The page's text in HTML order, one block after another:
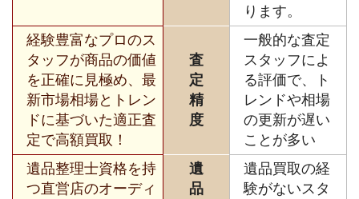
ります。
経験豊富なプロのス
タッフが商品の価値
を正確に見極め、最
新市場相場とトレン
ドに基づいた適正査
定で高額買取！
査
定
精
度
一般的な査定
スタッフによ
る評価で、ト
レンドや相場
の更新が遅い
ことが多い
遺品整理士資格を持
つ直営店のオーディ
遺
品
遺品買取の経
験がないスタ